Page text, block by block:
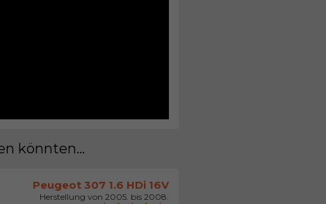
könnten...
Peugeot 307 1.6 HDi 16V
Herstellung von 2005. bis 2008.